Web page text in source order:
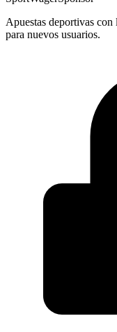
Apuestas deportivas
para nuevos usuarios.